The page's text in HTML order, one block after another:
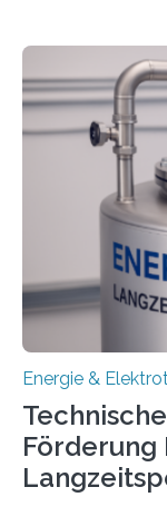
Energie &
Förderung